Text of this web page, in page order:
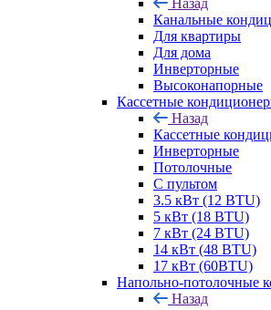
Назад
Канальные
Для квартиры
Для дома
Инверторные
Высоконапорные
Кассетные
Назад
Кассетные
Инверторные
Потолочные
С пультом
3.5 кВт (12 BTU)
5 кВт (18 BTU)
7 кВт (24 BTU)
14 кВт (48 BTU)
17 кВт (60BTU)
Напольно-потолочные
Назад